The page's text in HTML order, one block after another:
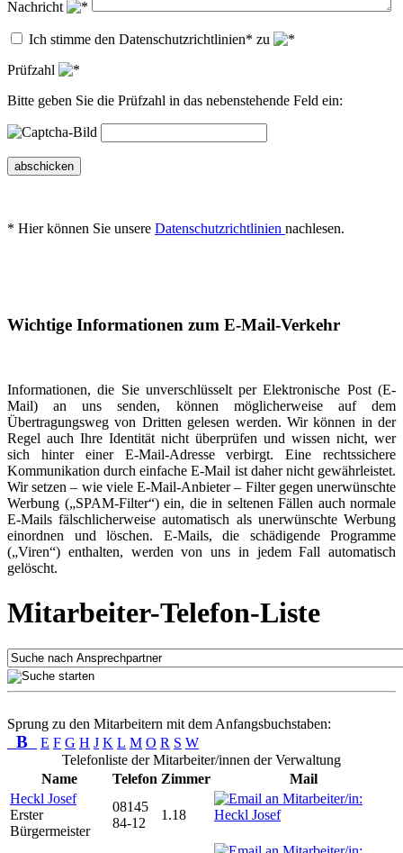
Nachricht
Ich stimme den Datenschutzrichtlinien* zu
Prüfzahl
Bitte geben Sie die Prüfzahl in das nebenstehende Feld ein:
abschicken
* Hier können Sie unsere Datenschutzrichtlinien nachlesen.
Wichtige Informationen zum E-Mail-Verkehr
Informationen, die Sie unverschlüsselt per Elektronische Post (E-
Mail) an uns senden, können möglicherweise auf dem
Übertragungsweg von Dritten gelesen werden. Wir können in der
Regel auch Ihre Identität nicht überprüfen und wissen nicht, wer
sich hinter einer E-Mail-Adresse verbirgt. Eine rechtssichere
Kommunikation durch einfache E-Mail ist daher nicht gewährleistet.
Wir setzen – wie viele E-Mail-Anbieter – Filter gegen unerwünschte
Werbung („SPAM-Filter“) ein, die in seltenen Fällen auch normale
E-Mails fälschlicherweise automatisch als unerwünschte Werbung
einordnen und löschen. E-Mails, die schädigende Programme
(„Viren“) enthalten, werden von uns in jedem Fall automatisch
gelöscht.
Mitarbeiter-Telefon-Liste
Sprung zu den Mitarbeitern mit dem Anfangsbuchstaben:
B E F G H J K L M O R S W
Telefonliste der Mitarbeiter/innen der Verwaltung
Name
Telefon Zimmer
Mail
Heckl Josef
Erster
Bürgermeister
08145
84-12
1.18